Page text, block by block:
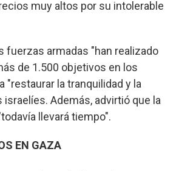
muy altos por su intolerable
fuerzas armadas "han realizado
de 1.500 objetivos en los
"restaurar la tranquilidad y la
israelíes. Además, advirtió que la
llevará tiempo".
EN GAZA